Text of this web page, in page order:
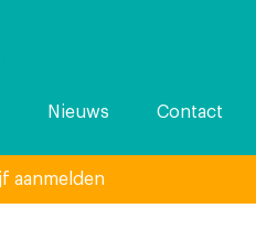
Nieuws Contact
aanmelden